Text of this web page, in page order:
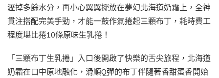
瀝掉多餘水分，再小心翼翼擺放在夢幻北海道奶霜上，全神
貫注搭配完美手勁，才能一鼓作氣捲起三顆布丁，耗時費工
程度堪比捲10條原味生乳捲！
「三顆布丁生乳捲」入口後開啟了快樂的舌尖旅程，北海道
奶霜在口中原地融化，滑順Q彈的布丁伴隨著香甜蛋香開始